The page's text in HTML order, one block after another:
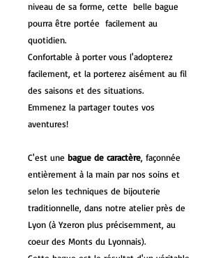
niveau de sa forme, cette belle bague
pourra être portée facilement au
quotidien.
Confortable à porter vous l'adopterez
facilement, et la porterez aisément au fil
des saisons et des situations.
Emmenez la partager toutes vos
aventures!
C'est une bague de caractère, façonnée
entièrement à la main par nos soins et
selon les techniques de bijouterie
traditionnelle, dans notre atelier près de
Lyon (à Yzeron plus précisemment, au
coeur des Monts du Lyonnais).